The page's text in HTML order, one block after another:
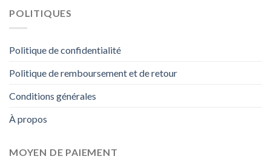
POLITIQUES
Politique de confidentialité
Politique de remboursement et de retour
Conditions générales
À propos
MOYEN DE PAIEMENT